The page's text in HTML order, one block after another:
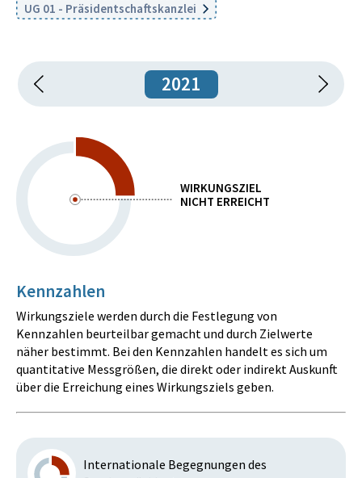
UG 01 - Präsidentschaftskanzlei
2021
WIRKUNGSZIEL
NICHT ERREICHT
Kennzahlen
Wirkungsziele werden durch die Festlegung von
Kennzahlen beurteilbar gemacht und durch Zielwerte
näher bestimmt. Bei den Kennzahlen handelt es sich um
quantitative Messgrößen, die direkt oder indirekt Auskunft
über die Erreichung eines Wirkungsziels geben.
Internationale Begegnungen des